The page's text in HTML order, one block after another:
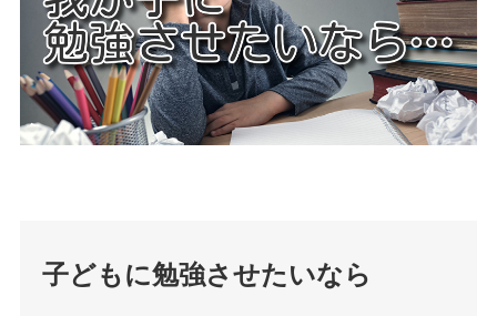
子どもに勉強させたいなら